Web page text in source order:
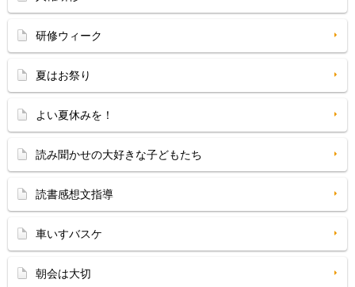
研修ウィーク
夏はお祭り
よい夏休みを！
読み聞かせの大好きな子どもたち
読書感想文指導
車いすバスケ
朝会は大切